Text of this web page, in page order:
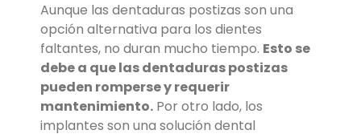
Aunque las dentaduras postizas son una
opción alternativa para los dientes
faltantes, no duran mucho tiempo. Esto se
debe a que las dentaduras postizas
pueden romperse y requerir
mantenimiento. Por otro lado, los
implantes son una solución dental